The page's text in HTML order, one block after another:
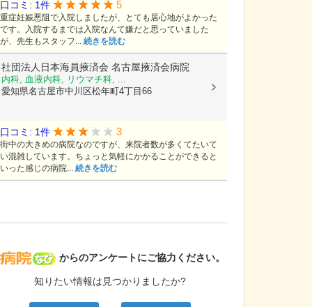
病院なび
からのアンケートにご協力ください。
知りたい情報は見つかりましたか?
口コミ: 1件 5
重症妊娠悪阻で入院しましたが、とても居心地がよかった
です。入院するまでは入院なんて嫌だと思っていました
が、先生もスタッフ... 続きを読む
社団法人日本海員掖済会 名古屋掖済会病院
内科, 血液内科, リウマチ科, ...
愛知県名古屋市中川区松年町4丁目66
口コミ: 1件 3
街中の大きめの病院なのですが、来院者数が多くてたいて
い混雑しています。ちょっと気軽にかかることができると
いった感じの病院... 続きを読む